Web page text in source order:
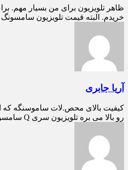
ظاهر تلویزیون برای من بسیار مهم.
خریدم. البته قیمت تلویزیون
آریا جابری
کیفیت بالای محص.لات ساموسنگه که
رو بالا می بره تلویزیون سری Q سامسونگ بهترینن